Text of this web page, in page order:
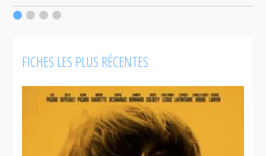
FICHES LES PLUS RÉCENTES